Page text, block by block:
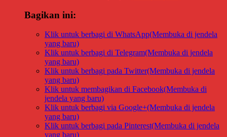
Bagikan ini:
Klik untuk berbagi di WhatsApp(Membuka di jendela
yang baru)
Klik untuk berbagi di Telegram(Membuka di jendela
yang baru)
Klik untuk berbagi pada Twitter(Membuka di jendela
yang baru)
Klik untuk membagikan di Facebook(Membuka di
jendela yang baru)
Klik untuk berbagi via Google+(Membuka di jendela
yang baru)
Klik untuk berbagi pada Pinterest(Membuka di jendela
yang baru)